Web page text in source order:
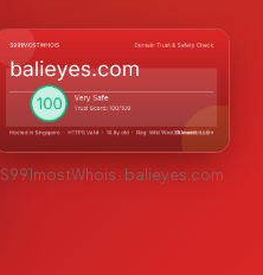
S991mostWhois · balieyes.com